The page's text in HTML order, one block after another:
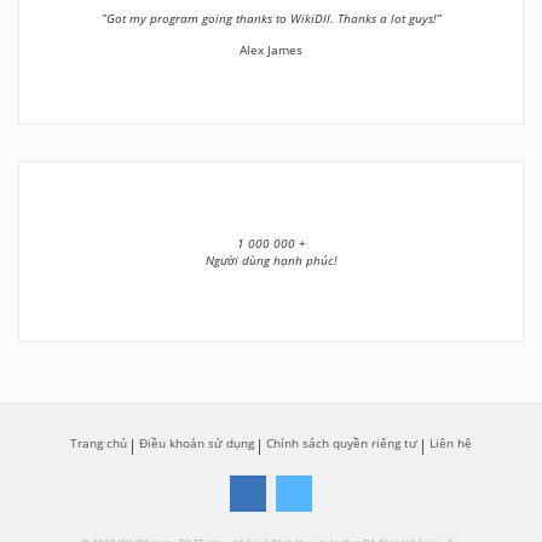
”Got my program going thanks to WikiDll. Thanks a lot guys!”
Alex James
1 000 000 +
Người dùng hạnh phúc!
Trang chủ Điều khoản sử dụng Chính sách quyền riêng tư Liên hệ